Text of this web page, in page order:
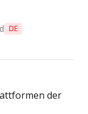
DE